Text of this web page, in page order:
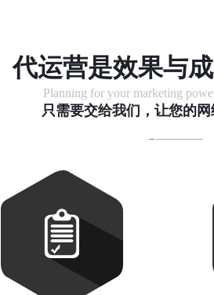
代运营是效果与
Planning for your marketing
只需要交给我们，让您的